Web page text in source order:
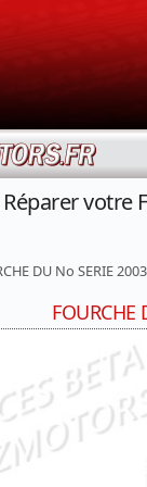
Réparer votre
DU No SERIE
FOURCHE